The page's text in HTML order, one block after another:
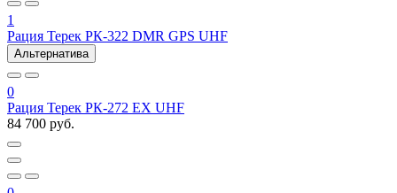
1
Рация Терек РК-322 DMR GPS UHF
Альтернатива
0
Рация Терек РК-272 EX UHF
84 700 руб.